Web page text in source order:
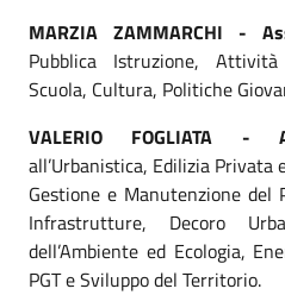
MARZIA ZAMMARCHI -
Pubblica Istruzione,
Scuola, Cultura, Politiche
VALERIO FOGLIATA -
all’Urbanistica, Edilizia Privata
Gestione e Manutenzione del
Infrastrutture, Decoro
dell’Ambiente ed Ecologia,
PGT e Sviluppo del Territorio.